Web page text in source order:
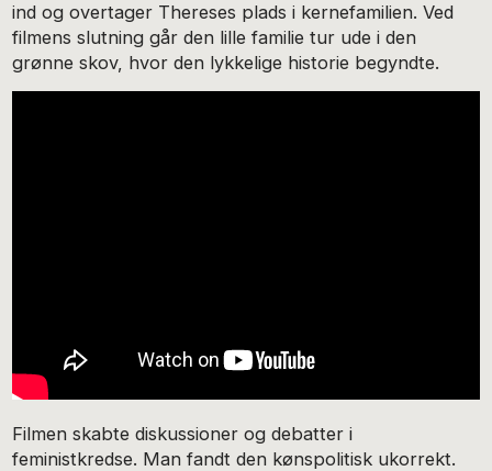
ind og overtager Thereses plads i kernefamilien. Ved
filmens slutning går den lille familie tur ude i den
grønne skov, hvor den lykkelige historie begyndte.
Filmen skabte diskussioner og debatter i
feministkredse. Man fandt den kønspolitisk ukorrekt.